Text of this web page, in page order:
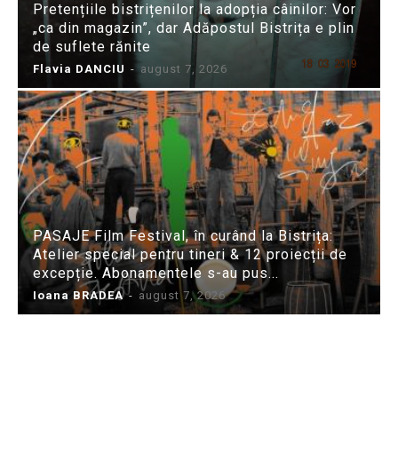
Pretențiile bistrițenilor la adopția câinilor: Vor
„ca din magazin”, dar Adăpostul Bistrița e plin
de suflete rănite
Flavia DANCIU - august 7, 2026
PASAJE Film Festival, în curând la Bistrița:
Atelier special pentru tineri & 12 proiecții de
excepție. Abonamentele s-au pus...
Ioana BRADEA - august 7, 2026